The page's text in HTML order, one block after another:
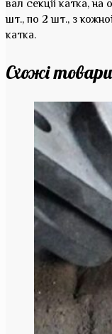
вал секціі катка,
шт., по 2 шт., з
катка.
Схожі товари